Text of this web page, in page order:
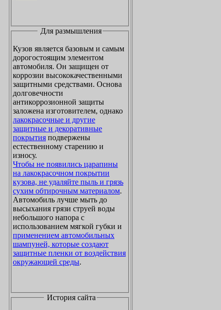
Для размышления
Кузов является базовым и самым
дорогостоящим элементом
автомобиля. Он защищен от
коррозии высококачественными
защитными средствами. Основа
долговечности
антикоррозионной защиты
заложена изготовителем, однако
лакокрасочные и другие
защитные и декоративные
покрытия подвержены
естественному старению и
износу.
Чтобы не появились царапины
на лакокрасочном покрытии
кузова, не удаляйте пыль и грязь
сухим обтирочным материалом.
Автомобиль лучше мыть до
высыхания грязи струей воды
небольшого напора с
использованием мягкой губки и
применением автомобильных
шампуней, которые создают
защитные пленки от воздействия
окружающей среды.
История сайта